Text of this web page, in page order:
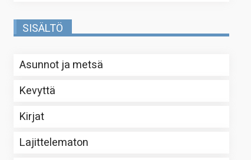
SISÄLTÖ
Asunnot ja metsä
Kevyttä
Kirjat
Lajittelematon